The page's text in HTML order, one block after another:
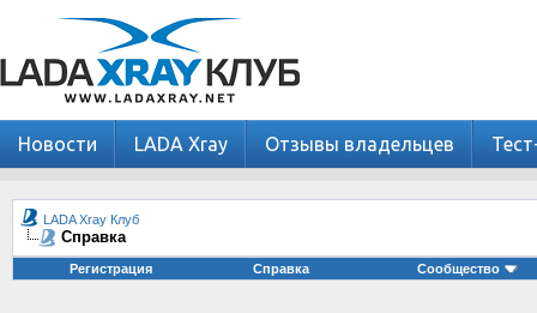
Новости LADA Xray Отзывы владельцев
LADA Xray Клуб
Справка
Регистрация Справка Сообщество